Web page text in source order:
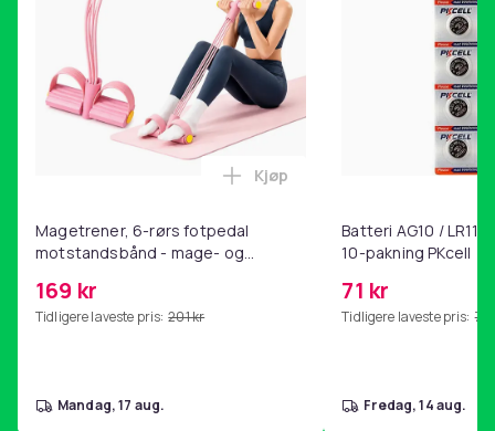
Magetrener, 6-rørs fotpedal
motstandsbånd - mage- og
hjemmegymnastikk Pink
169 kr
Tidligere laveste pris: 201 kr
Legg Magetrener, 6-rørs
Kjøp
mandag, 17 aug.
Batteri AG10 /
10-pakning PKcell
71 kr
Tidligere laveste pris: 76
fredag, 14 aug.